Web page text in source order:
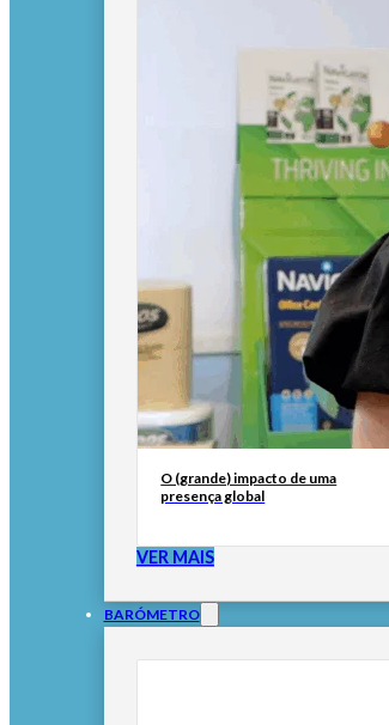
O (grande) impacto de uma
presença global
VER MAIS
BARÓMETRO